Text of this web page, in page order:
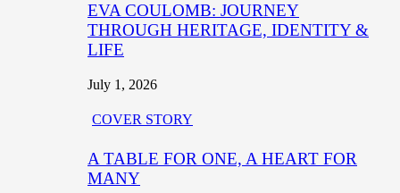
EVA COULOMB: JOURNEY
THROUGH HERITAGE, IDENTITY &
LIFE
July 1, 2026
COVER STORY
A TABLE FOR ONE, A HEART FOR
MANY